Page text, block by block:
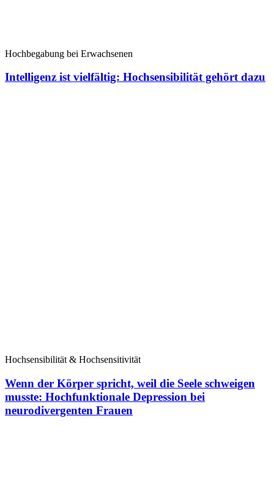
Hochbegabung bei Erwachsenen
Intelligenz ist vielfältig: Hochsensibilität gehört dazu
Hochsensibilität & Hochsensitivität
Wenn der Körper spricht, weil die Seele schweigen
musste: Hochfunktionale Depression bei
neurodivergenten Frauen